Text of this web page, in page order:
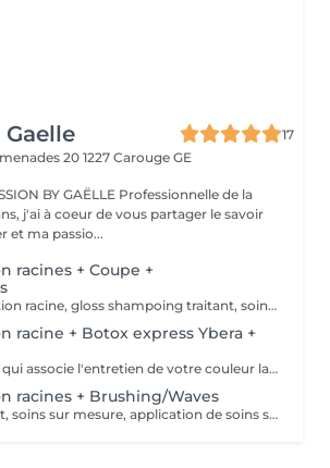
17
20 1227 Carouge GE
BY GAËLLE Professionnelle de la
j'ai à coeur de vous partager le savoir
et ma passio...
racines + Coupe +
Diagnostic, coloration racine, gloss shampoing traitant, soins surmesure, coupe, application de produit sans rinçage, brushing /waves.
racine + Botox express Ybera +
Un forfait complet qui associe l'entretien de votre couleur la coupe et l'efficacité du soin. Botox express. Ybera Paris Cette prestation comprend un diagnostic personnalisé, la coloration racine, le gloss, shampooing traitant, l'application de produits adapté sans rinçage, ainsi que le brushing. Elle inclut également également le soin Botox Ybera, Paris, idéal pour apporter, douceur, brillance, souplesse et discipline à la chevelure, tout en subliment la fibre capillaire et en révélant des cheveux lumineux, confortable et facile à coiffer au quotidien La durée de ce soin est estimée entre deux et trois semaines. Afin de prolonger le résultat à la maison, le prix comprend aussi la routine d'entretien. Recommandé : shampooing +conditionneur.
racines + Brushing/Waves
Shampoing traitant, soins sur mesure, application de soins sans rinçage, brushing/waves.